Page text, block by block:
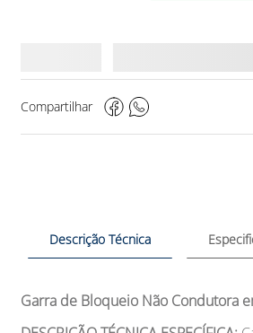
Compartilhar
Descrição Técnica
Garra de Bloqueio Não Condutora